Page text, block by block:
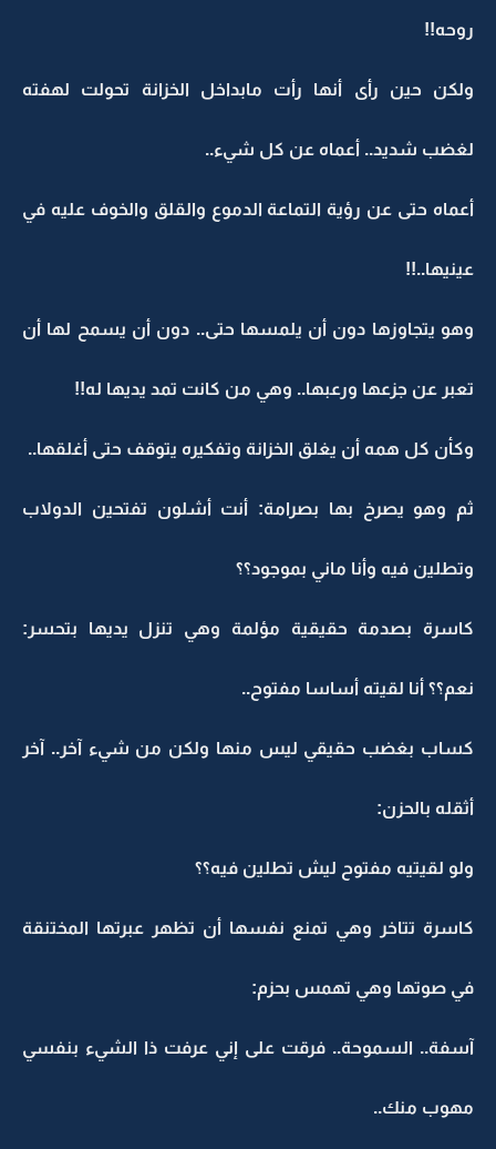
روحه!!
ولكن حين رأى أنها رأت مابداخل الخزانة تحولت لهفته
لغضب شديد.. أعماه عن كل شيء..
أعماه حتى عن رؤية التماعة الدموع والقلق والخوف عليه في
عينيها..!!
وهو يتجاوزها دون أن يلمسها حتى.. دون أن يسمح لها أن
تعبر عن جزعها ورعبها.. وهي من كانت تمد يديها له!!
وكأن كل همه أن يغلق الخزانة وتفكيره يتوقف حتى أغلقها..
ثم وهو يصرخ بها بصرامة: أنت أشلون تفتحين الدولاب
وتطلين فيه وأنا ماني بموجود؟؟
كاسرة بصدمة حقيقية مؤلمة وهي تنزل يديها بتحسر:
نعم؟؟ أنا لقيته أساسا مفتوح..
كساب بغضب حقيقي ليس منها ولكن من شيء آخر.. آخر
أثقله بالحزن:
ولو لقيتيه مفتوح ليش تطلين فيه؟؟
كاسرة تتاخر وهي تمنع نفسها أن تظهر عبرتها المختنقة
في صوتها وهي تهمس بحزم:
آسفة.. السموحة.. فرقت على إني عرفت ذا الشيء بنفسي
مهوب منك..